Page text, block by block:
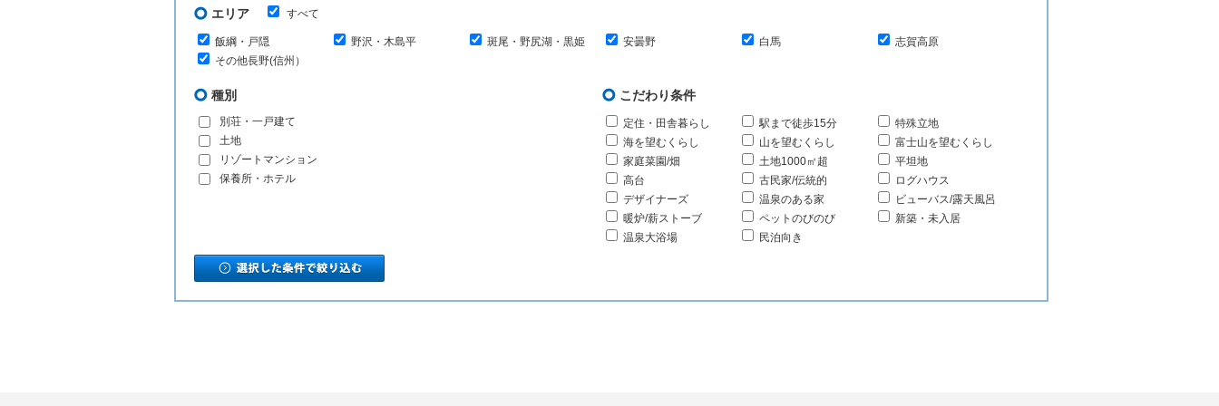
エリア すべて
飯綱・戸隠 野沢・木島平 斑尾・野尻湖・黒姫 安曇野 白馬
志賀高原
その他長野(信州）
種別
別荘・一戸建て
土地
リゾートマンション
保養所・ホテル
こだわり条件
定住・田舎暮らし 駅まで徒歩15分
特殊立地
海を望むくらし
山を望むくらし
富士山を望むくらし
家庭菜園/畑
土地1000㎡超
平坦地
高台
古民家/伝統的
ログハウス
デザイナーズ
温泉のある家
ビューバス/露天風呂
暖炉/薪ストーブ
ペットのびのび
新築・未入居
温泉大浴場
民泊向き